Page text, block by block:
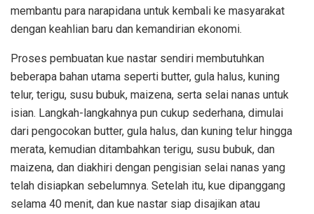
membantu para narapidana untuk kembali ke masyarakat
dengan keahlian baru dan kemandirian ekonomi.
Proses pembuatan kue nastar sendiri membutuhkan
beberapa bahan utama seperti butter, gula halus, kuning
telur, terigu, susu bubuk, maizena, serta selai nanas untuk
isian. Langkah-langkahnya pun cukup sederhana, dimulai
dari pengocokan butter, gula halus, dan kuning telur hingga
merata, kemudian ditambahkan terigu, susu bubuk, dan
maizena, dan diakhiri dengan pengisian selai nanas yang
telah disiapkan sebelumnya. Setelah itu, kue dipanggang
selama 40 menit, dan kue nastar siap disajikan atau